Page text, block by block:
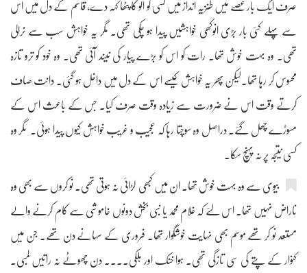
صرف ایک بار غصے میں طنزیہ انداز میں کسی کو الو کا پٹھا کہہ دے، قاسم کے دل میں اس
سے پہلے کئی بار بڑی انوکھی خواہشیں پیدا ہو چکی تھی۔ مگر یہ خواہش سب سے نرالی
تھی۔ وہ بہت خوش تھا۔ رات کو اس کو بڑے پیار کی نیند آئی تھی۔ وہ خود کو ترو تازہ
محسوس کر رہا تھا۔لیکن پھر یہ خواہش کیسے اس کے دل میں داخل ہو گئی۔ دانت صاف
کرتے وقت اس نے ضرورت سے زیادہ وقت صرف کیا۔ جس کے باعث اس کے
مسوڑے چھل گئے۔ دراصل وہ سوچتا رہا کہ عجیب و غریب خواہش کیوں پیدا ہوئی۔ مگر وہ
کسی نتیجہ پر نہ پہنچ سکا۔
بیوی سے وہ بہت خوش تھا۔ ان میں کبھی لڑائی نہ ہوتی تھی۔ نو کروں سے بھی وہ
ناراض نہیں تھا۔ اس لئے کہ غلام محمد یا نبی بخش دونوں خاموشی سے کام کرنے والے
مستعد نو کر تھے موسم بھی نہایت خوشگوار تھا۔ فروری کے سہانے دن تھے۔ جن میں
کنوار کے پتے کی سی تازگی تھی۔ ہوا خنک اور ہلکی.... دن چھوٹے نہ راتیں لمبی۔